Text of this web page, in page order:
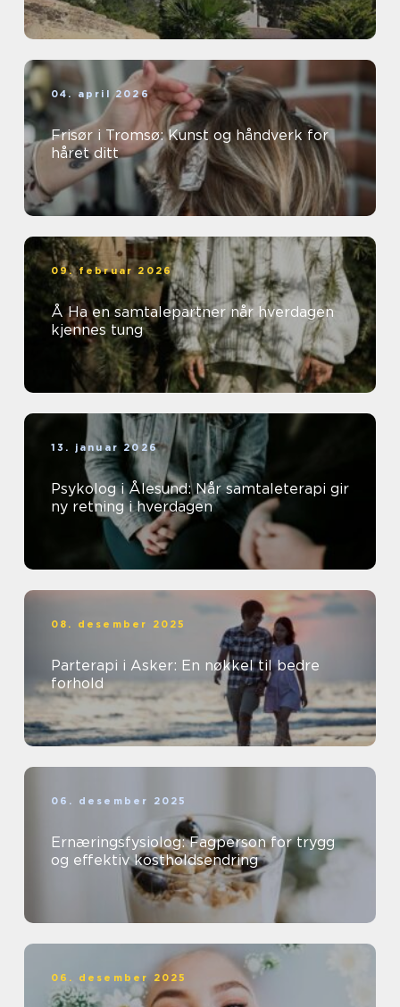
04. april 2026
Frisør i Tromsø: Kunst og håndverk for
håret ditt
09. februar 2026
Å Ha en samtalepartner når hverdagen
kjennes tung
13. januar 2026
Psykolog i Ålesund: Når samtaleterapi gir
ny retning i hverdagen
08. desember 2025
Parterapi i Asker: En nøkkel til bedre
forhold
06. desember 2025
Ernæringsfysiolog: Fagperson for trygg
og effektiv kostholdsendring
06. desember 2025